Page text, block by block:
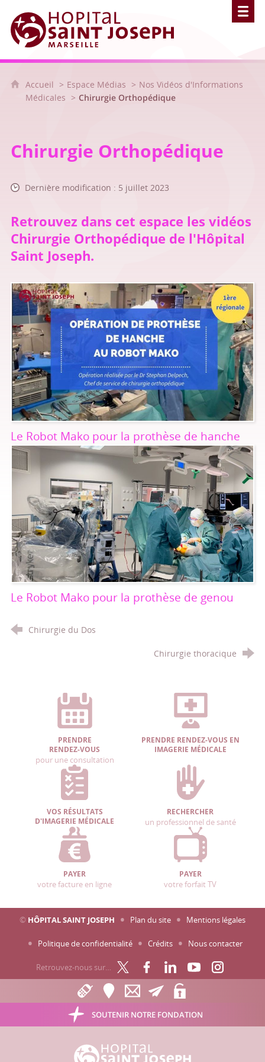
Hôpital Saint Joseph - Marseille
Accueil Espace Médias
Nos Vidéos d'Informations
Médicales
Chirurgie Orthopédique
Chirurgie Orthopédique
Dernière modification : 5 juillet 2023
Retrouvez dans cet espace les vidéos
Chirurgie Orthopédique de l'Hôpital
Saint Joseph.
Le Robot Mako pour la prothèse de hanche
Le Robot Mako pour la prothèse de genou
Chirurgie du Dos
Chirurgie thoracique
PRENDRE
RENDEZ-VOUS
pour une consultation
PRENDRE RENDEZ-VOUS EN
IMAGERIE MÉDICALE
VOS RÉSULTATS
D'IMAGERIE MÉDICALE
RECHERCHER
un professionnel de santé
PAYER
votre facture en ligne
PAYER
votre forfait TV
© HÔPITAL SAINT JOSEPH Plan du site Mentions légales
Politique de confidentialité Crédits Nous contacter
Retrouvez-nous sur…
SOUTENIR NOTRE FONDATION
Hôpital Saint Joseph - Marseille